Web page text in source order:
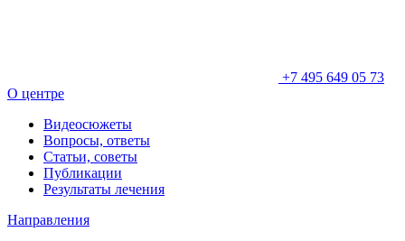
+7 495 649 05 73
О центре
Видеосюжеты
Вопросы, ответы
Статьи, советы
Публикации
Результаты лечения
Направления